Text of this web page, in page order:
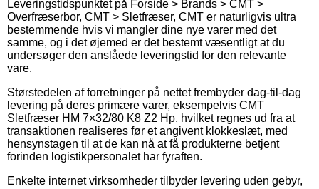
Leveringstidspunktet på Forside > Brands > CMT >
Overfræserbor, CMT > Sletfræser, CMT er naturligvis ultra
bestemmende hvis vi mangler dine nye varer med det
samme, og i det øjemed er det bestemt væsentligt at du
undersøger den anslåede leveringstid for den relevante
vare.
Størstedelen af forretninger på nettet frembyder dag-til-dag
levering på deres primære varer, eksempelvis CMT
Sletfræser HM 7×32/80 K8 Z2 Hp, hvilket regnes ud fra at
transaktionen realiseres før et angivent klokkeslæt, med
hensynstagen til at de kan nå at få produkterne betjent
forinden logistikpersonalet har fyraften.
Enkelte internet virksomheder tilbyder levering uden gebyr,